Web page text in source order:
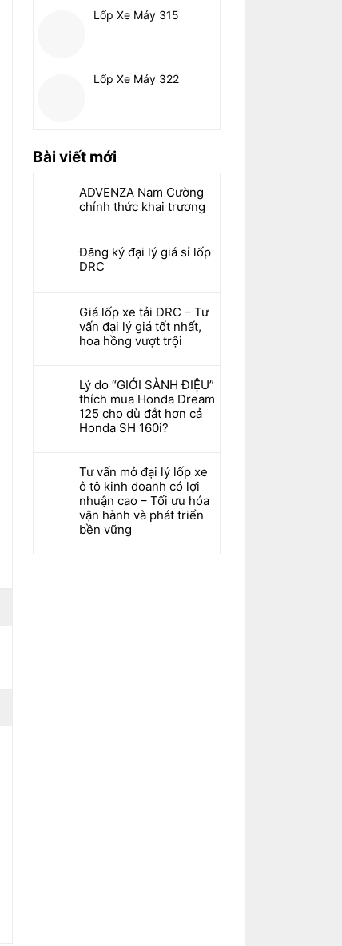
Lốp Xe Máy 315
Lốp Xe Máy 322
Bài viết mới
ADVENZA Nam Cường
chính thức khai trương
Đăng ký đại lý giá sỉ lốp
DRC
Giá lốp xe tải DRC – Tư
vấn đại lý giá tốt nhất,
hoa hồng vượt trội
Lý do “GIỚI SÀNH ĐIỆU”
thích mua Honda Dream
125 cho dù đắt hơn cả
Honda SH 160i?
Tư vấn mở đại lý lốp xe
ô tô kinh doanh có lợi
nhuận cao – Tối ưu hóa
vận hành và phát triển
bền vững